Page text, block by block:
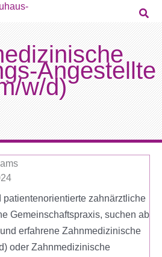
Angestellte
w/d)
patientenorientierte zahnärztliche
Gemeinschaftspraxis, suchen ab
erfahrene Zahnmedizinische
oder Zahnmedizinische